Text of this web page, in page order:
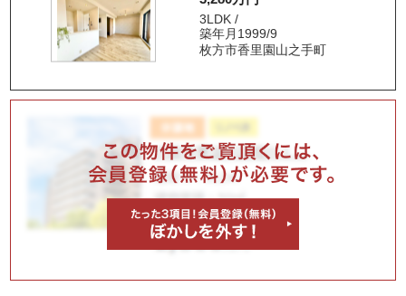
3LDK /
築年月1999/9
枚方市香里園山之手町